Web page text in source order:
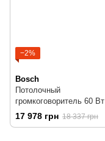
−2%
Bosch
Потолочный
громкоговоритель 60 Вт
Bosch LC20-PC60G6-8
17 978 грн 18 337 грн